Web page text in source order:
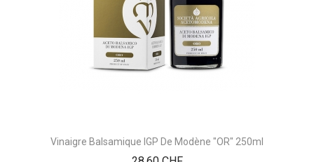
Vinaigre Balsamique IGP De Modène "OR" 250ml